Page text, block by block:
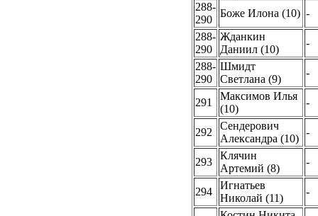
288-
290
Боже Илона (10) -
288-
290
Жданкин
Даниил (10)
-
288-
290
Шмидт
Светлана (9)
-
291
Максимов Илья
(10)
-
292
Сендерович
Александра (10)
-
293
Клячин
Артемий (8)
-
294
Игнатьев
Николай (11)
-